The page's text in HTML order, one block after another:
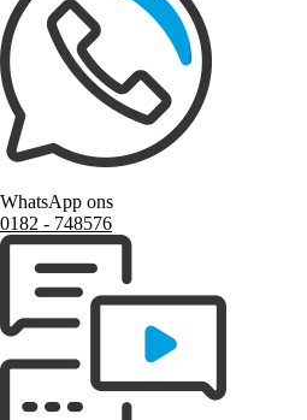
WhatsApp ons
0182 ‑ 748576